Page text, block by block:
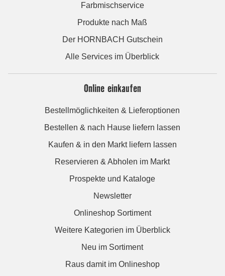
Farbmischservice
Produkte nach Maß
Der HORNBACH Gutschein
Alle Services im Überblick
Online einkaufen
Bestellmöglichkeiten & Lieferoptionen
Bestellen & nach Hause liefern lassen
Kaufen & in den Markt liefern lassen
Reservieren & Abholen im Markt
Prospekte und Kataloge
Newsletter
Onlineshop Sortiment
Weitere Kategorien im Überblick
Neu im Sortiment
Raus damit im Onlineshop